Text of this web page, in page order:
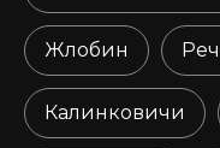
Жлобин
Калинковичи